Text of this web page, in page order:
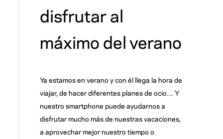
disfrutar al
máximo del verano
Ya estamos en verano y con él llega la hora de
viajar, de hacer diferentes planes de ocio… Y
nuestro smartphone puede ayudarnos a
disfrutar mucho más de nuestras vacaciones,
a aprovechar mejor nuestro tiempo o